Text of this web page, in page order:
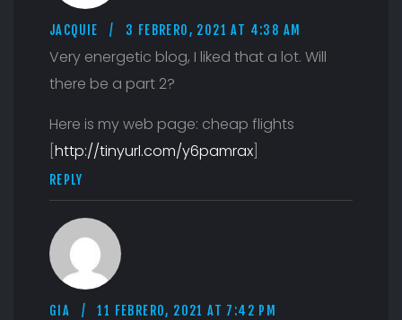
JACQUIE 3 FEBRERO, 2021 AT 4:38 AM
Very energetic blog, I liked that a lot. Will
there be a part 2?
Here is my web page: cheap flights
http://tinyurl.com/y6pamrax
REPLY
GIA 11 FEBRERO, 2021 AT 7:42 PM